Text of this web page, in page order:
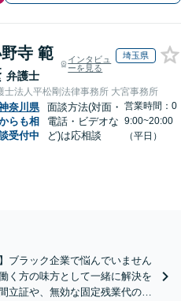
寺 範
弁護士
インタビュ
ーを見る
埼玉県
士法人平松剛法律事務所 大宮事務所
奈川県
らも相
受付中
面談方法(対面・
電話・ビデオな
ど)は応相談
営業時間：0
9:00~20:00
（平日）
ブラック企業で悩んでいません
く方の味方として一緒に解決を
立証や、無効な固定残業代の調